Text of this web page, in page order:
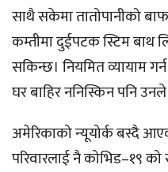
साथै सकेमा तातोपानीको
कम्तीमा दुईपटक स्टिम बाथ
सकिन्छ। नियमित व्यायाम
घर बाहिर ननिस्किन पनि
अमेरिकाको न्यूयोर्क बस्दै
परिवारलाई नै कोभिड–१९